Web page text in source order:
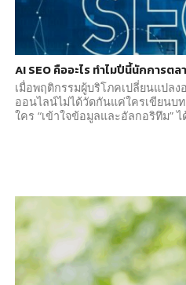
AI SEO คืออะไร ทำไมปีนี้นักการต
เมื่อพฤติกรรมผู้บริโภคเปลี่ยนแปล
ออนไลน์ไม่ได้วัดกันแค่ใครเขียนบ
ใคร “เข้าใจข้อมูลและอัลกอริทึม” ไ